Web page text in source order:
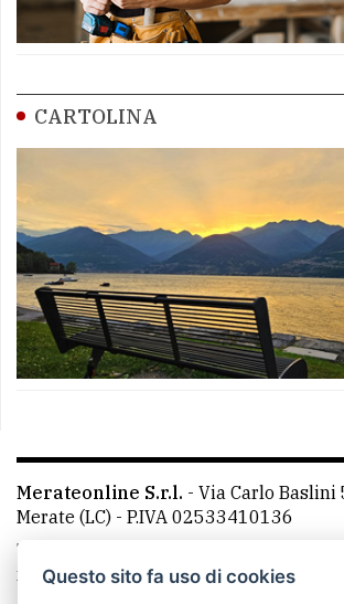
CARTOLINA
Merateonline S.r.l. - Via Carlo Baslini
Merate (LC) - P.IVA 02533410136
Telefono:
mail: redazione@leccoonline.com
Questo sito fa uso di cookies